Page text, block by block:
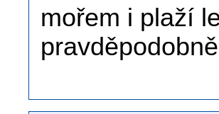
mořem i plaží